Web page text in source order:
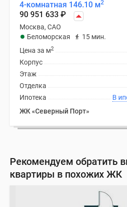
4-комнатная 146.10 м2
90 951 633 ₽
Москва, САО
Беломорская
15 мин.
Цена за м2
Корпус
Этаж
Отделка
Ипотека
ЖК «Северный Порт»
Рекомендуем обратить
квартиры в похожих ЖК